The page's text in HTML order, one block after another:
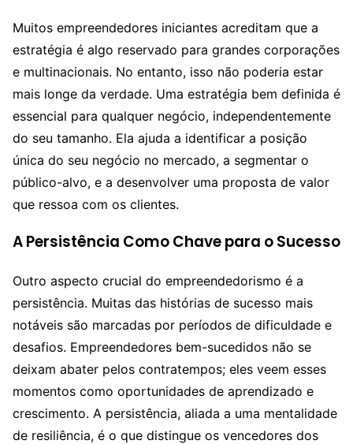
Muitos empreendedores iniciantes acreditam que a
estratégia é algo reservado para grandes corporações
e multinacionais. No entanto, isso não poderia estar
mais longe da verdade. Uma estratégia bem definida é
essencial para qualquer negócio, independentemente
do seu tamanho. Ela ajuda a identificar a posição
única do seu negócio no mercado, a segmentar o
público-alvo, e a desenvolver uma proposta de valor
que ressoa com os clientes.
A Persistência Como Chave para o Sucesso
Outro aspecto crucial do empreendedorismo é a
persistência. Muitas das histórias de sucesso mais
notáveis são marcadas por períodos de dificuldade e
desafios. Empreendedores bem-sucedidos não se
deixam abater pelos contratempos; eles veem esses
momentos como oportunidades de aprendizado e
crescimento. A persistência, aliada a uma mentalidade
de resiliência, é o que distingue os vencedores dos